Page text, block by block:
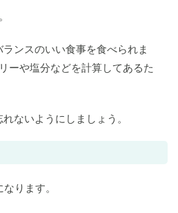
ンスのいい食事を食べられま
ーや塩分などを計算してあるた
ないようにしましょう。
なります。